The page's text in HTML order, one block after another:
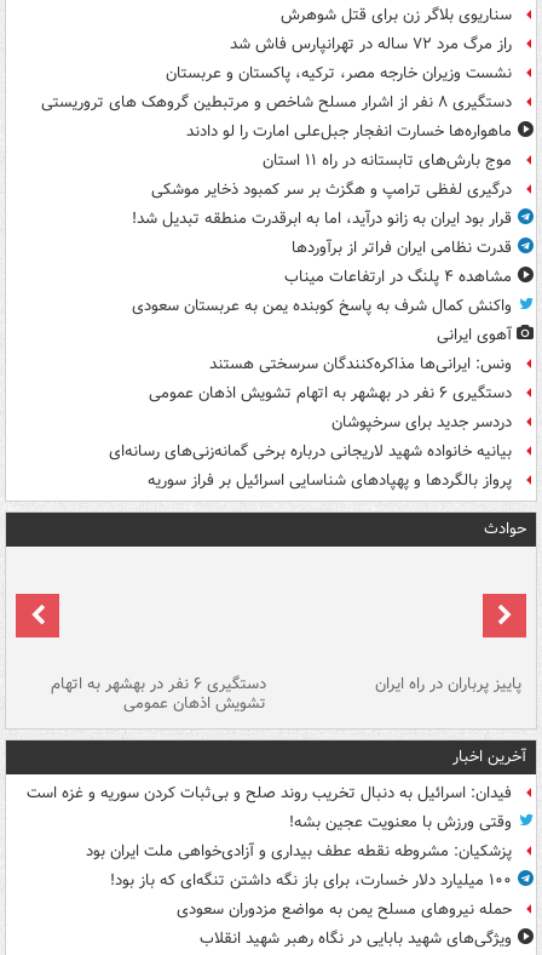
سناریوی بلاگر زن برای قتل شوهرش
راز مرگ مرد ۷۲ ساله در تهرانپارس فاش شد
نشست وزیران خارجه مصر، ترکیه، پاکستان و عربستان
دستگیری ۸ نفر از اشرار مسلح شاخص و مرتبطین گروهک های تروریستی
ماهواره‌ها خسارت انفجار جبل‌علی امارت را لو دادند
موج بارش‌های تابستانه در راه ۱۱ استان
درگیری لفظی ترامپ و هگزث بر سر کمبود ذخایر موشکی
قرار بود ایران به زانو درآید، اما به ابرقدرت منطقه تبدیل شد!
قدرت نظامی ایران فراتر از برآوردها
مشاهده ۴ پلنگ در ارتفاعات میناب
واکنش کمال شرف به پاسخ کوبنده یمن به عربستان سعودی
آهوی ایرانی
ونس: ایرانی‌ها مذاکره‌کنندگان سرسختی هستند
دستگیری ۶ نفر در بهشهر به اتهام تشویش اذهان عمومی
دردسر جدید برای سرخپوشان
بیانیه خانواده شهید لاریجانی درباره برخی گمانه‌زنی‌های رسانه‌ای
پرواز بالگردها و پهپادهای شناسایی اسرائیل بر فراز سوریه
حوادث
پاییز پرباران در راه ایران دستگیری ۶ نفر در بهشهر به اتهام
تشویش اذهان عمومی
آخرین اخبار
فیدان: اسرائیل به دنبال تخریب روند صلح و بی‌ثبات کردن سوریه و غزه است
وقتی ورزش با معنویت عجین بشه!
پزشکیان: مشروطه نقطه عطف بیداری و آزادی‌خواهی ملت ایران بود
۱۰۰ میلیارد دلار خسارت، برای باز نگه داشتن تنگه‌ای که باز بود!
حمله نیروهای مسلح یمن به مواضع مزدوران سعودی
ویژگی‌های شهید بابایی در نگاه رهبر شهید انقلاب